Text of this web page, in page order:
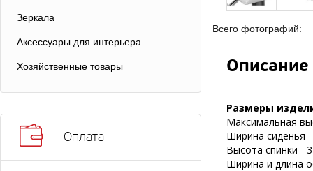
Зеркала
Аксессуары для интерьера
Хозяйственные товары
Оплата
Всего фотографий:
Описание
Размеры
Максимальная
Ширина сиденья
Высота спинки -
Ширина и длина